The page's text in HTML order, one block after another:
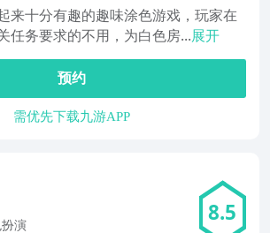
来十分有趣的趣味涂色游戏，玩家在
任务要求的不用，为白色房...展开
预约
需优先下载九游APP
演 8.5